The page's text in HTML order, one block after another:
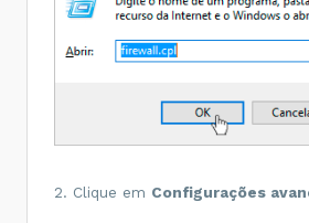
2. Clique em Configurações